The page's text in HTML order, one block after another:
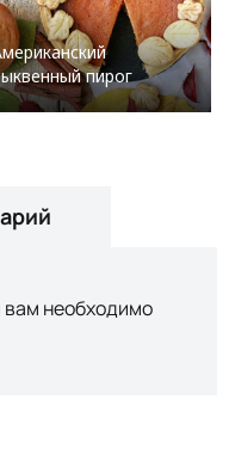
пирог
необходимо